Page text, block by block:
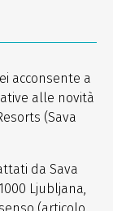
acconsente a
alle novità
(Sava
da Sava
Ljubljana,